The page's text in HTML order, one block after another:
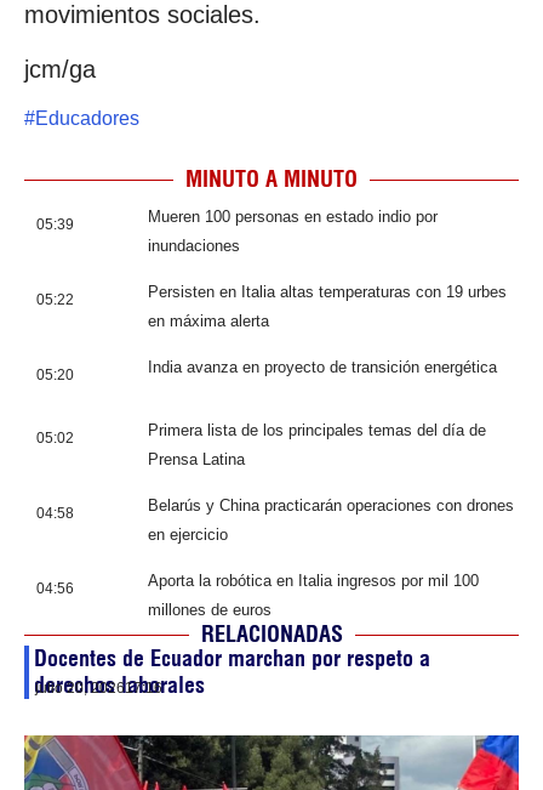
movimientos sociales.
jcm/ga
#Educadores
MINUTO A MINUTO
05:39
Mueren 100 personas en estado indio por
inundaciones
05:22
Persisten en Italia altas temperaturas con 19 urbes
en máxima alerta
05:20 India avanza en proyecto de transición energética
05:02
Primera lista de los principales temas del día de
Prensa Latina
04:58
Belarús y China practicarán operaciones con drones
en ejercicio
04:56
Aporta la robótica en Italia ingresos por mil 100
millones de euros
RELACIONADAS
Docentes de Ecuador marchan por respeto a
derechos laborales
julio 20, 202617:16